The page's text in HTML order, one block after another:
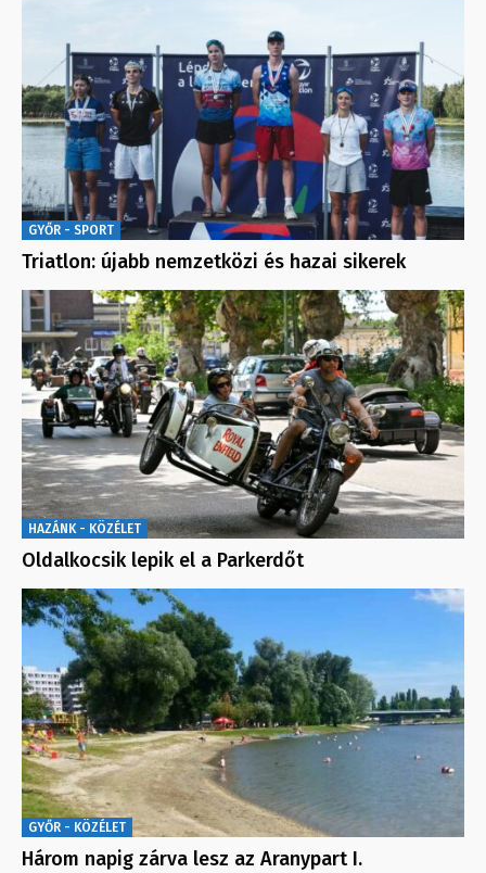
GYŐR - SPORT
Triatlon: újabb nemzetközi és hazai sikerek
HAZÁNK - KÖZÉLET
Oldalkocsik lepik el a Parkerdőt
GYŐR - KÖZÉLET
Három napig zárva lesz az Aranypart I.